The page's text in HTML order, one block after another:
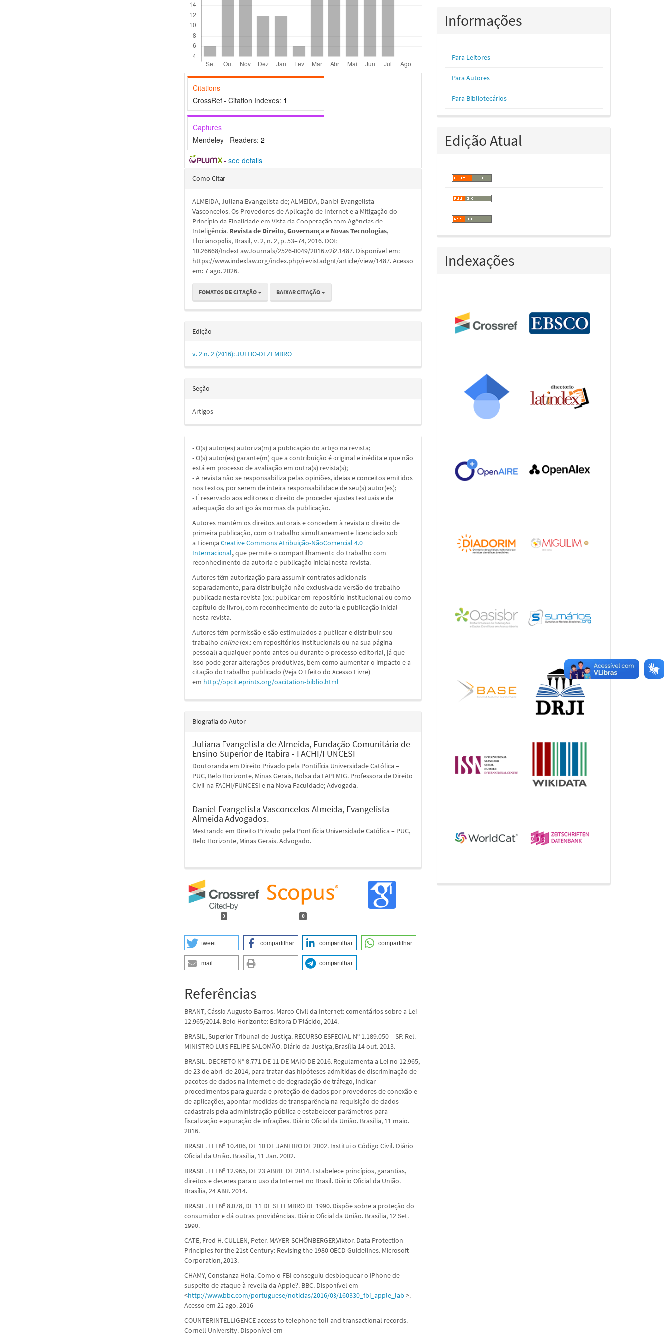
Citations
CrossRef - Citation Indexes: 1
Captures
Mendeley - Readers:2
- see details
Detalhes
artigo
Como Citar
ALMEIDA, Juliana Evangelista de; ALMEIDA, Daniel Evangelista
Vasconcelos. Os Provedores de Aplicação de Internet e a Mitigação do
Princípio da Finalidade em Vista da Cooperação com Agências de
Inteligência. Revista de Direito, Governança e Novas Tecnologias,
Florianopolis, Brasil, v. 2, n. 2, p. 53–74, 2016. DOI:
10.26668/IndexLawJournals/2526-0049/2016.v2i2.1487. Disponível em:
https://www.indexlaw.org/index.php/revistadgnt/article/view/1487. Acesso
em: 7 ago. 2026.
FOMATOS DE CITAÇÃO BAIXAR CITAÇÃO
Edição
v. 2 n. 2 (2016): JULHO-DEZEMBRO
Seção
Artigos
• O(s) autor(es) autoriza(m) a publicação do artigo na revista;
• O(s) autor(es) garante(m) que a contribuição é original e inédita e que não
está em processo de avaliação em outra(s) revista(s);
• A revista não se responsabiliza pelas opiniões, ideias e conceitos emitidos
nos textos, por serem de inteira responsabilidade de seu(s) autor(es);
• É reservado aos editores o direito de proceder ajustes textuais e de
adequação do artigo às normas da publicação.
Autores mantêm os direitos autorais e concedem à revista o direito de
primeira publicação, com o trabalho simultaneamente licenciado sob
a LicençaCreative Commons Atribuição-NãoComercial 4.0
Internacional,que permite o compartilhamento do trabalho com
reconhecimento da autoria e publicação inicial nesta revista.
Autores têm autorização para assumir contratos adicionais
separadamente, para distribuição não exclusiva da versão do trabalho
publicada nesta revista (ex.: publicar em repositório institucional ou como
capítulo de livro), com reconhecimento de autoria e publicação inicial
nesta revista.
Autores têm permissão e são estimulados a publicar e distribuir seu
trabalho online(ex.: em repositórios institucionais ou na sua página
pessoal) a qualquer ponto antes ou durante o processo editorial, já que
isso pode gerar alterações produtivas, bem como aumentar o impacto e a
citação do trabalho publicado (Veja O Efeito do Acesso Livre)
em http://opcit.eprints.org/oacitation-biblio.html
Biografia do Autor
Juliana Evangelista de Almeida, Fundação Comunitária de
Ensino Superior de Itabira - FACHI/FUNCESI
Doutoranda em Direito Privado pela Pontifícia Universidade Católica –
PUC, Belo Horizonte, Minas Gerais, Bolsa da FAPEMIG. Professora de Direito
Civil na FACHI/FUNCESI e na Nova Faculdade; Advogada.
Daniel Evangelista Vasconcelos Almeida, Evangelista
Almeida Advogados.
Mestrando em Direito Privado pela Pontifícia Universidade Católica – PUC,
Belo Horizonte, Minas Gerais. Advogado.
0 0
tweet compartilhar compartilhar compartilhar
mail compartilhar
Referências
BRANT, Cássio Augusto Barros. Marco Civil da Internet: comentários sobre a Lei
12.965/2014. Belo Horizonte: Editora D’Plácido, 2014.
BRASIL, Superior Tribunal de Justiça. RECURSO ESPECIAL Nº 1.189.050 – SP. Rel.
MINISTRO LUIS FELIPE SALOMÃO. Diário da Justiça, Brasília 14 out. 2013.
BRASIL. DECRETO Nº 8.771 DE 11 DE MAIO DE 2016. Regulamenta a Lei no 12.965,
de 23 de abril de 2014, para tratar das hipóteses admitidas de discriminação de
pacotes de dados na internet e de degradação de tráfego, indicar
procedimentos para guarda e proteção de dados por provedores de conexão e
de aplicações, apontar medidas de transparência na requisição de dados
cadastrais pela administração pública e estabelecer parâmetros para
fiscalização e apuração de infrações. Diário Oficial da União. Brasília, 11 maio.
2016.
BRASIL. LEI Nº 10.406, DE 10 DE JANEIRO DE 2002. Institui o Código Civil. Diário
Oficial da União. Brasília, 11 Jan. 2002.
BRASIL. LEI Nº 12.965, DE 23 ABRIL DE 2014. Estabelece princípios, garantias,
direitos e deveres para o uso da Internet no Brasil. Diário Oficial da União.
Brasília, 24 ABR. 2014.
BRASIL. LEI Nº 8.078, DE 11 DE SETEMBRO DE 1990. Dispõe sobre a proteção do
consumidor e dá outras providências. Diário Oficial da União. Brasília, 12 Set.
1990.
CATE, Fred H. CULLEN, Peter. MAYER-SCHÖNBERGER,Viktor. Data Protection
Principles for the 21st Century: Revising the 1980 OECD Guidelines. Microsoft
Corporation, 2013.
CHAMY, Constanza Hola. Como o FBI conseguiu desbloquear o iPhone de
suspeito de ataque à revelia da Apple?. BBC. Disponível em
<http://www.bbc.com/portuguese/noticias/2016/03/160330_fbi_apple_lab >.
Acesso em 22 ago. 2016
COUNTERINTELLIGENCE access to telephone toll and transactional records.
Cornell University. Disponível em
Informações
Para Leitores
Para Autores
Para Bibliotecários
Edição Atual
Indexações